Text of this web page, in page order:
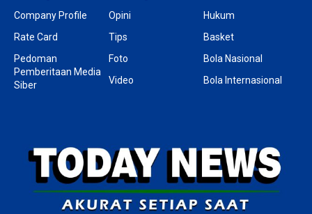
Company Profile
Rate Card
Pedoman
Pemberitaan Media
Siber
Opini
Tips
Foto
Video
Hukum
Basket
Bola Nasional
Bola Internasional